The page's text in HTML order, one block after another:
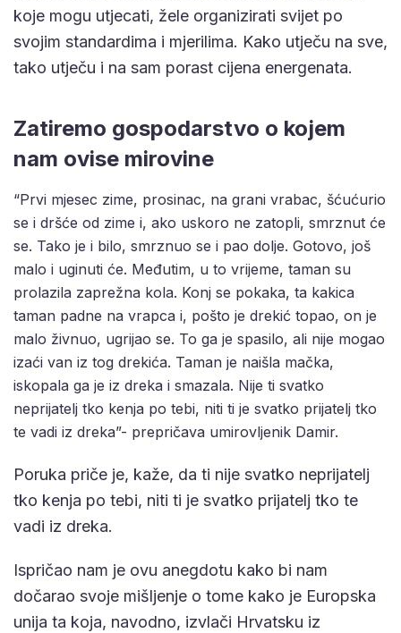
koje mogu utjecati, žele organizirati svijet po
svojim standardima i mjerilima. Kako utječu na sve,
tako utječu i na sam porast cijena energenata.
Zatiremo gospodarstvo o kojem
nam ovise mirovine
“Prvi mjesec zime, prosinac, na grani vrabac, šćućurio
se i dršće od zime i, ako uskoro ne zatopli, smrznut će
se. Tako je i bilo, smrznuo se i pao dolje. Gotovo, još
malo i uginuti će. Međutim, u to vrijeme, taman su
prolazila zaprežna kola. Konj se pokaka, ta kakica
taman padne na vrapca i, pošto je drekić topao, on je
malo živnuo, ugrijao se. To ga je spasilo, ali nije mogao
izaći van iz tog drekića. Taman je naišla mačka,
iskopala ga je iz dreka i smazala. Nije ti svatko
neprijatelj tko kenja po tebi, niti ti je svatko prijatelj tko
te vadi iz dreka”- prepričava umirovljenik Damir.
Poruka priče je, kaže, da ti nije svatko neprijatelj
tko kenja po tebi, niti ti je svatko prijatelj tko te
vadi iz dreka.
Ispričao nam je ovu anegdotu kako bi nam
dočarao svoje mišljenje o tome kako je Europska
unija ta koja, navodno, izvlači Hrvatsku iz